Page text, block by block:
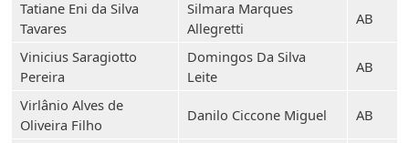
Tatiane Eni da Silva
Tavares
Silmara Marques
Allegretti
AB
Vinicius Saragiotto
Pereira
Domingos Da Silva
Leite
AB
Virlânio Alves de
Oliveira Filho
Danilo Ciccone Miguel AB